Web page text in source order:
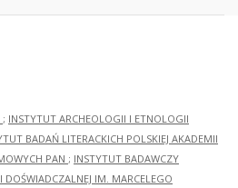
; INSTYTUT ARCHEOLOGII I ETNOLOGII
BADAŃ LITERACKICH POLSKIEJ AKADEMII
PAN ; INSTYTUT BADAWCZY
IM. MARCELEGO